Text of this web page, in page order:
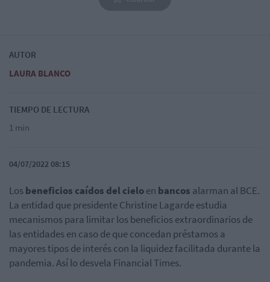
AUTOR
LAURA BLANCO
TIEMPO DE LECTURA
1 min
04/07/2022 08:15
Losbeneficios caídos del cieloen bancos alarman al BCE.
La entidad que presidente Christine Lagarde estudia
mecanismos para limitar los beneficios extraordinarios de
las entidades en caso de que concedan préstamos a
mayores tipos de interés con la liquidez facilitada durante la
pandemia. Así lo desvela Financial Times.